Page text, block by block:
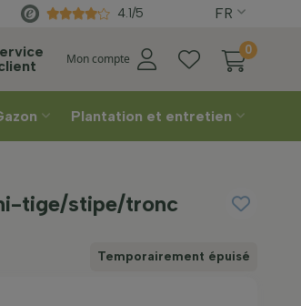
Directement du producteur
4.1/5 FR
Mon compte
0
Plantation et entretien
tige/stipe/tronc
Temporairement épuisé